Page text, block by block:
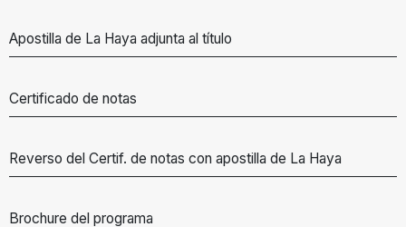
Apostilla de La Haya adjunta al título
Certificado de notas
Reverso del Certif. de notas con apostilla de La Haya
Brochure del programa